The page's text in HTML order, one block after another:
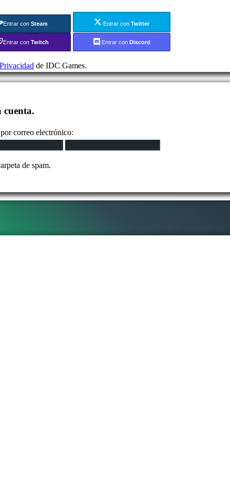
Entrar con Steam Entrar con Twitter
Entrar con Twitch Entrar con Discord
de IDC Games.
cuenta.
correo electrónico:
de spam.